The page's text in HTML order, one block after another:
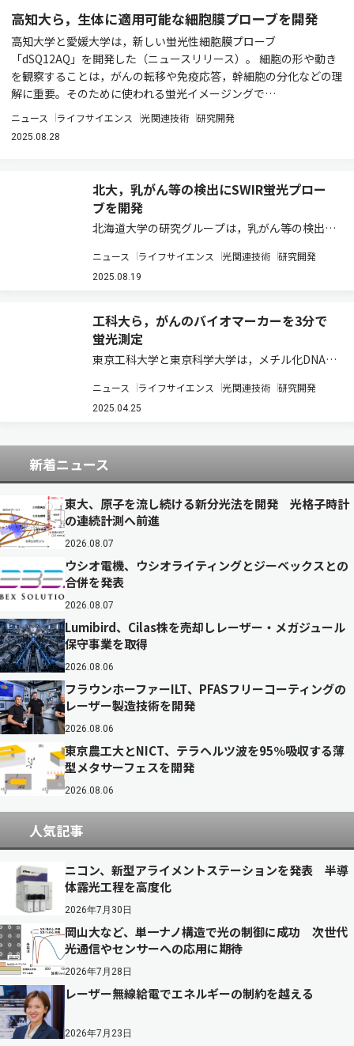
高知大ら，生体に適用可能な細胞膜プローブを開発
高知大学と愛媛大学は，新しい蛍光性細胞膜プローブ
「dSQ12AQ」を開発した（ニュースリリース）。 細胞の形や動き
を観察することは，がんの転移や免疫応答，幹細胞の分化などの理
解に重要。そのために使われる蛍光イメージングで…
ニュース ライフサイエンス 光関連技術 研究開発
2025.08.28
北大，乳がん等の検出にSWIR蛍光プロー
ブを開発
北海道大学の研究グループは，乳がん等の検出の
（ニュースリリース）。 がんを早期かつ正確に検
出することは，患者の生存率や治療効果を高める
断…
ニュース ライフサイエンス 光関連技術 研究開発
2025.08.19
工科大ら，がんのバイオマーカーを3分で
蛍光測定
東京工科大学と東京科学大学は，メチル化DNAに
パク質をそれぞれ融合させた2種類のタンパク質
を用い，がんのバイオマーカーとなるゲノムDNA
ニュース ライフサイエンス 光関連技術 研究開発
2025.04.25
新着ニュース
東大、原子を流し続ける新分光法を開発 光格子時計
の連続計測へ前進
2026.08.07
ウシオ電機、ウシオライティングとジーベックスとの
合併を発表
2026.08.07
Lumibird、Cilas株を売却しレーザー・メガジュール
保守事業を取得
2026.08.06
フラウンホーファーILT、PFASフリーコーティングの
レーザー製造技術を開発
2026.08.06
東京農工大とNICT、テラヘルツ波を95％吸収する薄
型メタサーフェスを開発
2026.08.06
人気記事
ニコン、新型アライメントステーションを発表 半導
体露光工程を高度化
2026年7月30日
岡山大など、単一ナノ構造で光の制御に成功 次世代
光通信やセンサーへの応用に期待
2026年7月28日
レーザー無線給電でエネルギーの制約を越える
2026年7月23日